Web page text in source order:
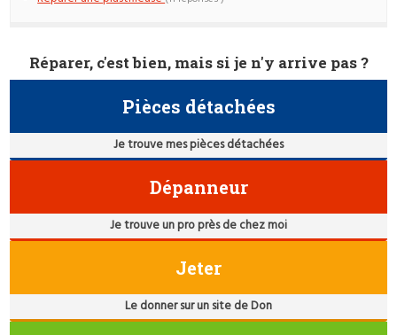
Réparer, c'est bien, mais si je n'y arrive pas ?
Pièces détachées
Je trouve mes pièces détachées
Dépanneur
Je trouve un pro près de chez moi
Jeter
Le donner sur un site de Don